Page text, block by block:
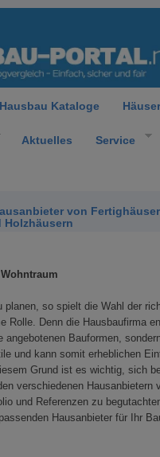
Hausbau Kataloge Häuser
Aktuelles Service
von
Holzhäusern
planen, so spielt die Wahl der
Rolle. Denn die Hausbaufirma
angebotenen Bauformen,
und kann somit erheblichen
Grund ist es wichtig, sich
verschiedenen Hausanbietern
und Referenzen zu
Hausanbieter für Ihr